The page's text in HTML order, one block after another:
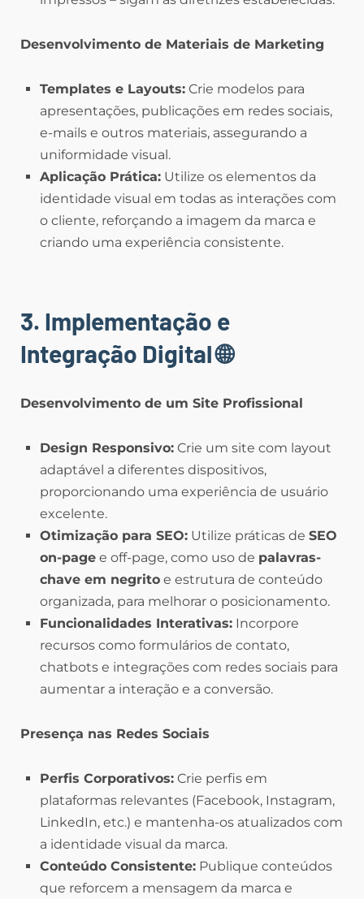
Desenvolvimento de Materiais de Marketing
Templates e Layouts: Crie modelos para
apresentações, publicações em redes sociais,
e-mails e outros materiais, assegurando a
uniformidade visual.
Aplicação Prática: Utilize os elementos da
identidade visual em todas as interações com
o cliente, reforçando a imagem da marca e
criando uma experiência consistente.
3. Implementação e
Integração Digital🌐
Desenvolvimento de um Site Profissional
Design Responsivo: Crie um site com layout
adaptável a diferentes dispositivos,
proporcionando uma experiência de usuário
excelente.
Otimização para SEO: Utilize práticas de SEO
on-page e off-page, como uso de palavras-
chave em negrito e estrutura de conteúdo
organizada, para melhorar o posicionamento.
Funcionalidades Interativas: Incorpore
recursos como formulários de contato,
chatbots e integrações com redes sociais para
aumentar a interação e a conversão.
Presença nas Redes Sociais
Perfis Corporativos: Crie perfis em
plataformas relevantes (Facebook, Instagram,
LinkedIn, etc.) e mantenha-os atualizados com
a identidade visual da marca.
Conteúdo Consistente: Publique conteúdos
que reforcem a mensagem da marca e